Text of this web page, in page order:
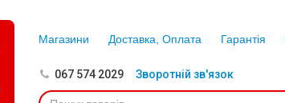
Магазини Доставка, Оплата Гарантія
067 574 2029 Зворотній зв'язок